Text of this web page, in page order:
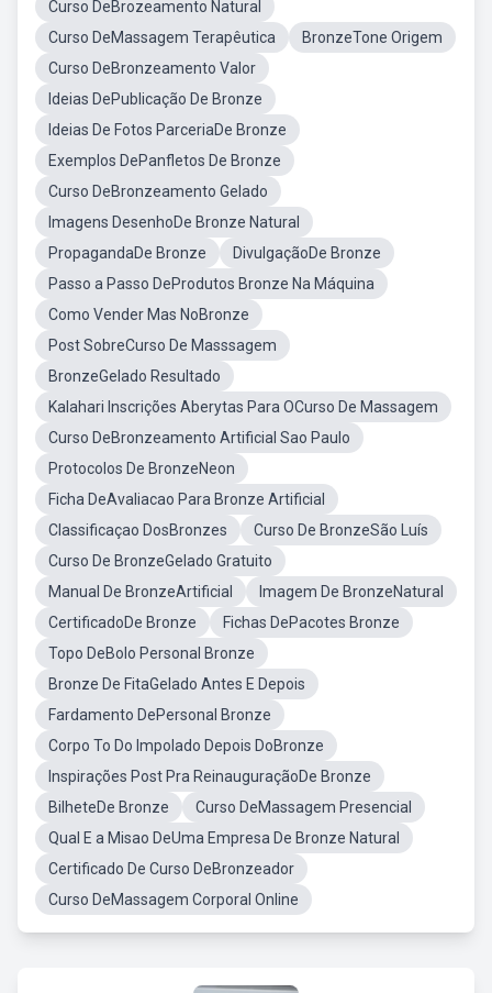
Curso DeBrozeamento Natural
Curso DeMassagem Terapêutica
BronzeTone Origem
Curso DeBronzeamento Valor
Ideias DePublicação De Bronze
Ideias De Fotos ParceriaDe Bronze
Exemplos DePanfletos De Bronze
Curso DeBronzeamento Gelado
Imagens DesenhoDe Bronze Natural
PropagandaDe Bronze
DivulgaçãoDe Bronze
Passo a Passo DeProdutos Bronze Na Máquina
Como Vender Mas NoBronze
Post SobreCurso De Masssagem
BronzeGelado Resultado
Kalahari Inscrições Aberytas Para OCurso De Massagem
Curso DeBronzeamento Artificial Sao Paulo
Protocolos De BronzeNeon
Ficha DeAvaliacao Para Bronze Artificial
Classificaçao DosBronzes
Curso De BronzeSão Luís
Curso De BronzeGelado Gratuito
Manual De BronzeArtificial
Imagem De BronzeNatural
CertificadoDe Bronze
Fichas DePacotes Bronze
Topo DeBolo Personal Bronze
Bronze De FitaGelado Antes E Depois
Fardamento DePersonal Bronze
Corpo To Do Impolado Depois DoBronze
Inspirações Post Pra ReinauguraçãoDe Bronze
BilheteDe Bronze
Curso DeMassagem Presencial
Qual E a Misao DeUma Empresa De Bronze Natural
Certificado De Curso DeBronzeador
Curso DeMassagem Corporal Online